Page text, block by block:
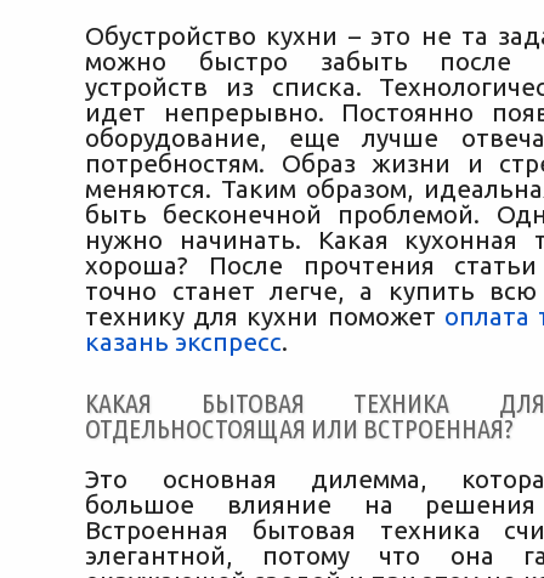
Обустройство кухни – это не та
можно быстро забыть после
устройств из списка.
идет непрерывно. Постоянно
оборудование, еще лучше
потребностям. Образ жизни и
меняются. Таким образом,
быть бесконечной проблемой.
нужно начинать. Какая кухонная
хороша? После прочтения
точно станет легче, а купить
технику для кухни поможет оплата
казань экспресс.
КАКАЯ БЫТОВАЯ ТЕХНИКА
ОТДЕЛЬНОСТОЯЩАЯ ИЛИ ВСТРОЕННАЯ?
Это основная дилемма,
большое влияние на
Встроенная бытовая техника
элегантной, потому что она